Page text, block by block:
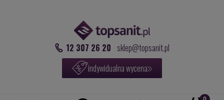
12 307 26 20 sklep@topsanit.pl
indywidualna wycena